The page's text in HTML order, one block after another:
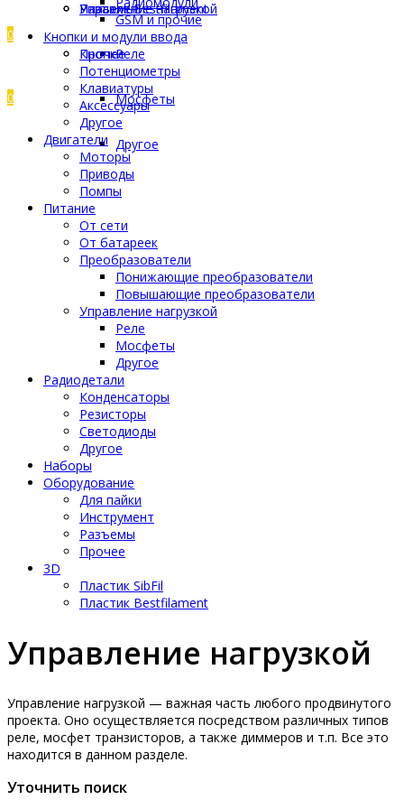
0
0
Управление нагрузкой
Реле
Мосфеты
Другое
Разъемы
Прочее
Пластик Bestfilament
GSM и прочие
Кнопки и модули ввода
Кнопки
Потенциометры
Клавиатуры
Аксессуары
Другое
Двигатели
Моторы
Приводы
Помпы
Питание
От сети
От батареек
Преобразователи
Понижающие преобразователи
Повышающие преобразователи
Управление нагрузкой
Реле
Мосфеты
Другое
Радиодетали
Конденсаторы
Резисторы
Светодиоды
Другое
Наборы
Оборудование
Для пайки
Инструмент
Разъемы
Прочее
3D
Пластик SibFil
Пластик Bestfilament
Управление нагрузкой
Управление нагрузкой — важная часть любого продвинутого
проекта. Оно осуществляется посредством различных типов
реле, мосфет транзисторов, а также диммеров и т.п. Все это
находится в данном разделе.
Уточнить поиск